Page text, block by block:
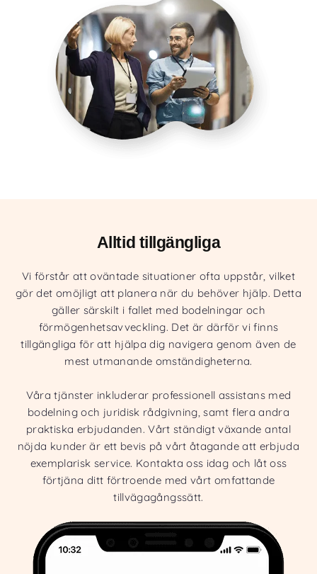
Alltid tillgängliga
Vi förstår att oväntade situationer ofta uppstår, vilket
gör det omöjligt att planera när du behöver hjälp. Detta
gäller särskilt i fallet med bodelningar och
förmögenhetsavveckling. Det är därför vi finns
tillgängliga för att hjälpa dig navigera genom även de
mest utmanande omständigheterna.
Våra tjänster inkluderar professionell assistans med
bodelning och juridisk rådgivning, samt flera andra
praktiska erbjudanden. Vårt ständigt växande antal
nöjda kunder är ett bevis på vårt åtagande att erbjuda
exemplarisk service. Kontakta oss idag och låt oss
förtjäna ditt förtroende med vårt omfattande
tillvägagångssätt.